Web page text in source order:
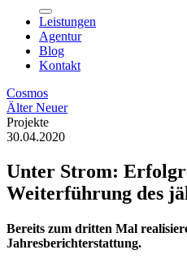
Leistungen
Agentur
Blog
Kontakt
Cosmos
ÄlterNeuer
Projekte
30.04.2020
Unter Strom:
Weiterführung des
Bereits zum dritten Mal
Jahresberichterstattung.